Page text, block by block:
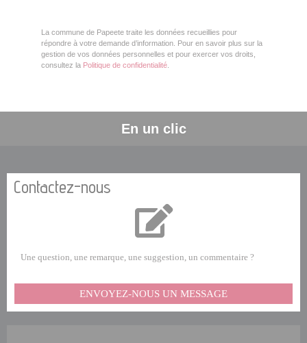
La commune de Papeete traite les données recueillies pour
répondre à votre demande d’information. Pour en savoir plus sur la
gestion de vos données personnelles et pour exercer vos droits,
consultez la Politique de confidentialité
En un clic
Contactez-nous
Une question, une remarque, une suggestion, un commentaire ?
ENVOYEZ-NOUS UN MESSAGE